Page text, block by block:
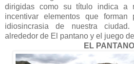
dirigidas como su título indica a
incentivar elementos que
idiosincrasia de nuestra ciudad.
alrededor de El pantano y el juego
EL PANTANO